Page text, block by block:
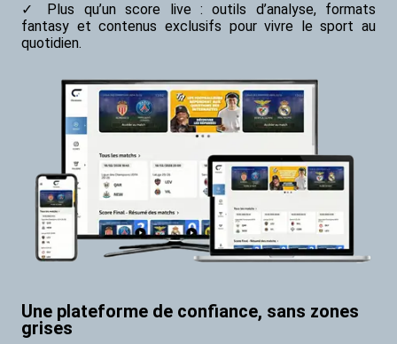
Plus qu’un score live : outils d’analyse, formats
fantasy et contenus exclusifs pour vivre le sport au
quotidien.
Une plateforme de confiance, sans zones
grises